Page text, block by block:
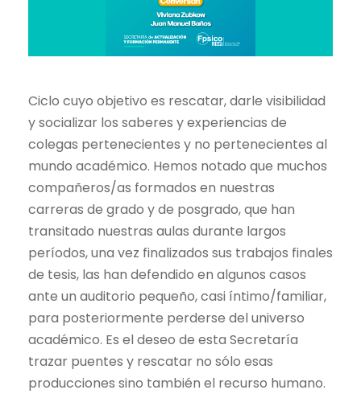
Ciclo cuyo objetivo es rescatar, darle visibilidad
y socializar los saberes y experiencias de
colegas pertenecientes y no pertenecientes al
mundo académico. Hemos notado que muchos
compañeros/as formados en nuestras
carreras de grado y de posgrado, que han
transitado nuestras aulas durante largos
períodos, una vez finalizados sus trabajos finales
de tesis, las han defendido en algunos casos
ante un auditorio pequeño, casi íntimo/familiar,
para posteriormente perderse del universo
académico. Es el deseo de esta Secretaría
trazar puentes y rescatar no sólo esas
producciones sino también el recurso humano.